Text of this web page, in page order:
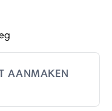
AANMAKEN